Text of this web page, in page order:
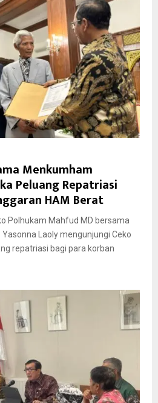
Menkumham
Peluang Repatriasi
HAM Berat
Polhukam Mahfud MD bersama
Laoly mengunjungi Ceko
repatriasi bagi para korban